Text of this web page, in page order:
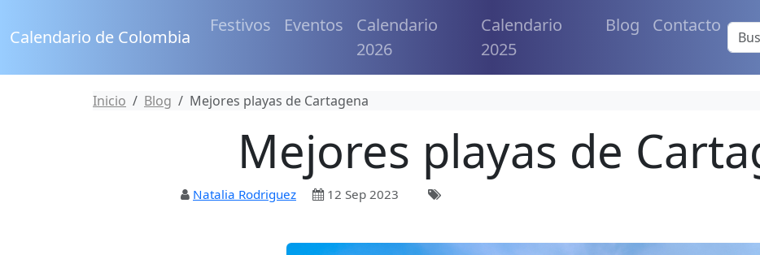
Calendario de Colombia
Festivos Eventos
Calendario
2026
Calendario
2025
Blog Contacto
Inicio Blog Mejores playas de Cartagena
Mejores playas de
Natalia Rodriguez 12 Sep 2023